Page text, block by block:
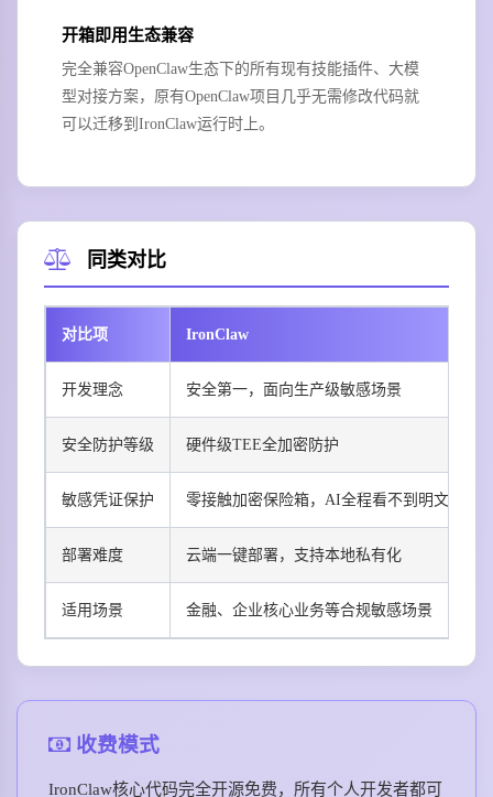
开箱即用生态兼容
完全兼容OpenClaw生态下的所有现有技能插件、大模
型对接方案，原有OpenClaw项目几乎无需修改代码就
可以迁移到IronClaw运行时上。
同类对比
对比项 IronClaw
开发理念 安全第一，面向生产级敏感场景
安全防护等级 硬件级TEE全加密防护
敏感凭证保护 零接触加密保险箱，AI全程看不到明文
部署难度 云端一键部署，支持本地私有化
适用场景 金融、企业核心业务等合规敏感场景
收费模式
IronClaw核心代码完全开源免费，所有个人开发者都可